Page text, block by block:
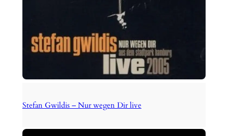
Stefan Gwildis – Nur wegen Dir live